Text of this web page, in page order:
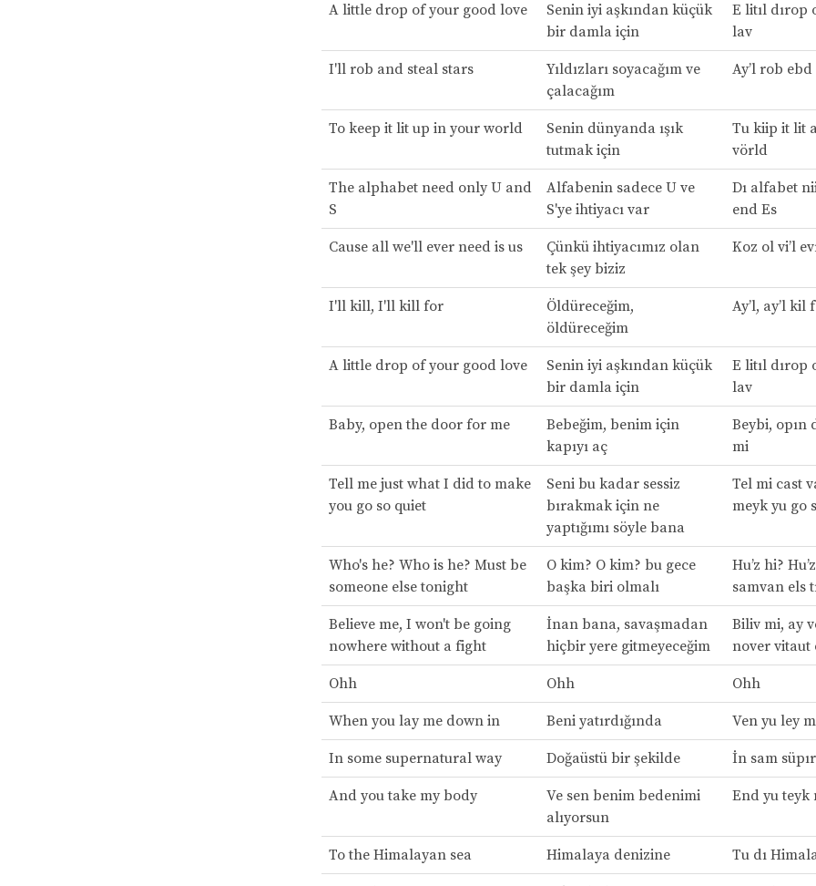
A little drop of your good love
Senin iyi aşkından küçük
bir damla için
E litıl dırop
lav
I'll rob and steal stars
Yıldızları soyacağım ve
çalacağım
Ay’l rob ebd
To keep it lit up in your world
Senin dünyanda ışık
tutmak için
Tu kiip it lit
vörld
The alphabet need only U and
S
Alfabenin sadece U ve
S'ye ihtiyacı var
Dı alfabet
end Es
Cause all we'll ever need is us
Çünkü ihtiyacımız olan
tek şey biziz
Koz ol vi’l
I'll kill, I'll kill for
Öldüreceğim,
öldüreceğim
Ay’l, ay’l kil
A little drop of your good love
Senin iyi aşkından küçük
bir damla için
E litıl dırop
lav
Baby, open the door for me
Bebeğim, benim için
kapıyı aç
Beybi, opın
mi
Tell me just what I did to make
you go so quiet
Seni bu kadar sessiz
bırakmak için ne
yaptığımı söyle bana
Tel mi cast
meyk yu go
Who's he? Who is he? Must be
someone else tonight
O kim? O kim? bu gece
başka biri olmalı
Hu’z hi?
samvan els
Believe me, I won't be going
nowhere without a fight
İnan bana, savaşmadan
hiçbir yere gitmeyeceğim
Biliv mi, ay
nover vitaut
Ohh Ohh Ohh
When you lay me down in Beni yatırdığında Ven yu ley
In some supernatural way Doğaüstü bir şekilde İn sam
And you take my body
Ve sen benim bedenimi
alıyorsun
End yu teyk
To the Himalayan sea Himalaya denizine Tu dı